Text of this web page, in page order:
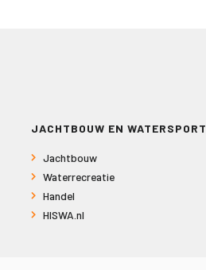
JACHTBOUW EN WATERSPORT
Jachtbouw
Waterrecreatie
Handel
HISWA.nl